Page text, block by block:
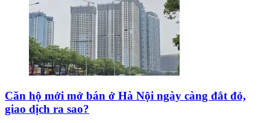
Căn hộ mới mở bán ở Hà Nội ngày càng đắt đỏ,
giao dịch ra sao?